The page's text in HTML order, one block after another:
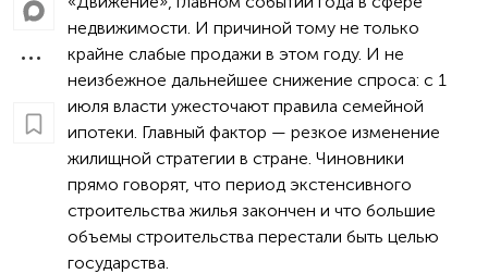
недвижимости. И причиной тому не только
крайне слабые продажи в этом году. И не
неизбежное дальнейшее снижение спроса: с 1
июля власти ужесточают правила семейной
ипотеки. Главный фактор — резкое изменение
жилищной стратегии в стране. Чиновники
прямо говорят, что период экстенсивного
строительства жилья закончен и что большие
объемы строительства перестали быть целью
государства.